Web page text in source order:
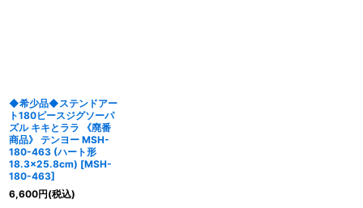
◆希少品◆ステンドアー
ト180ピースジグソーパ
ズル キキとララ 《廃番
商品》 テンヨー MSH-
180-463 (ハート形
18.3×25.8cm) [MSH-
180-463]
6,600円(税込)